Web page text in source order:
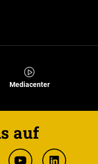
Mediacenter
auf